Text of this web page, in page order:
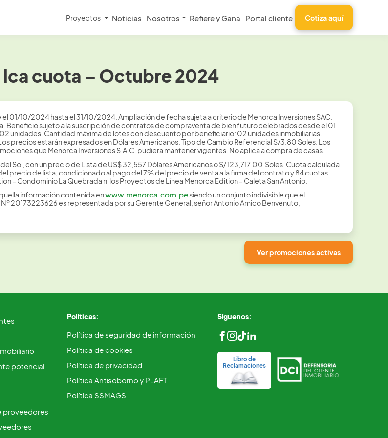
Proyectos Noticias Nosotros Refiere y Gana Portal cliente Cotiza aquí
cuota – Octubre 2024
01/10/2024 hasta el 31/10/2024. Ampliación de fecha sujeta a criterio de Menorca Inversiones SAC.
Beneficio sujeto a la suscripción de contratos de compraventa de bien futuro celebrados desde el 01
unidades. Cantidad máxima de lotes con descuento por beneficiario: 02 unidades inmobiliarias.
precios estarán expresados en Dólares Americanos. Tipo de Cambio Referencial S/3.80 Soles. Los
que Menorca Inversiones S.A.C. pudiera mantener vigentes. No aplica a compra de casas.
Sol, con un precio de Lista de US$ 32,557 Dólares Americanos o S/ 123,717.00 Soles. Cuota calculada
precio de lista, condicionado al pago del 7% del precio de venta a la firma del contrato y 84 cuotas.
– Condominio La Quebrada ni los Proyectos de Línea Menorca Edition – Caleta San Antonio.
información contenida enwww.menorca.com.pesiendo un conjunto indivisible que el
20173223626 es representada por su Gerente General, señor Antonio Amico Benvenuto,
Ver promociones activas
potencial
proveedores
Políticas:
Política de seguridad de información
Política de cookies
Política de privacidad
Política Antisoborno y PLAFT
Política SSMAGS
Síguenos:
Libro de
Reclamaciones